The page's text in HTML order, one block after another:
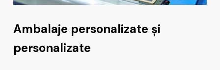
Ambalaje personalizate și
personalizate